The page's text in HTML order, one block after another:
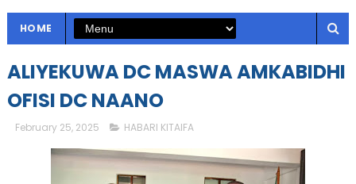
HOME
ALIYEKUWA DC MASWA AMKABIDHI
OFISI DC NAANO
February 25, 2025 HABARI KITAIFA